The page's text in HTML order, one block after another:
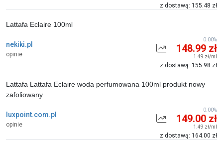
z dostawą: 155.48 zł
nekiki.pl
opinie
Lattafa Eclaire 100ml
148.99 zł
1.49 zł/ml
z dostawą: 155.98 zł
0.00%
luxpoint.com.pl
opinie
Lattafa Lattafa Eclaire woda perfumowana 100ml produkt nowy
zafoliowany
149.00 zł
1.49 zł/ml
z dostawą: 164.00 zł
0.00%